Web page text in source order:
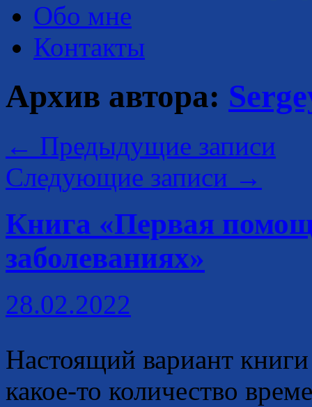
Обо мне
Контакты
Архив автора:
← Предыдущие записи
Следующие записи →
Книга «Первая
заболеваниях»
28.02.2022
Настоящий вариант
какое-то количество